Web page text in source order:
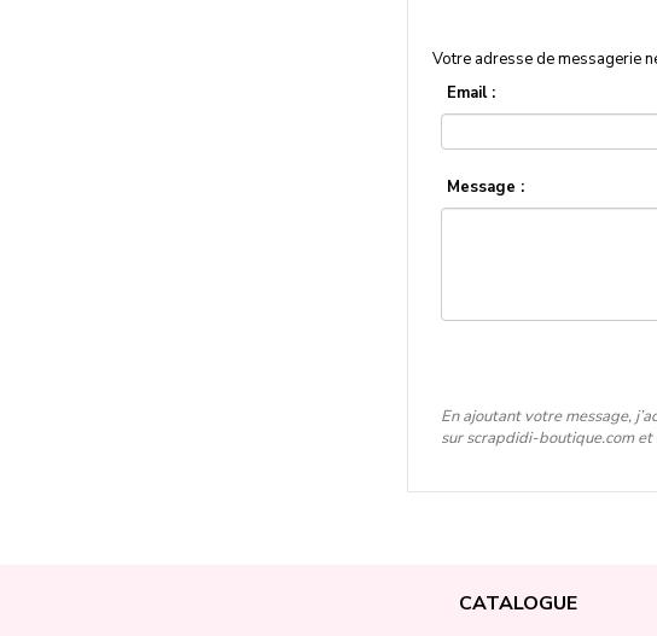
Votre adresse de messagerie
Email :
Message :
En ajoutant votre message,
sur scrapdidi-boutique.com et
CATALOGUE